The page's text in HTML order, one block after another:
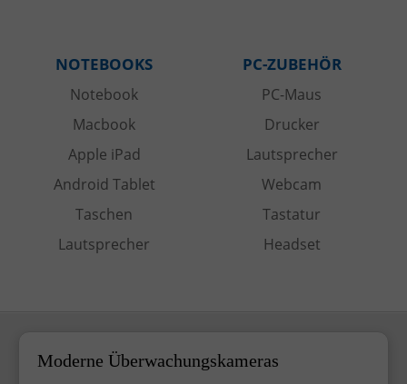
NOTEBOOKS
Notebook
Macbook
Apple iPad
Android Tablet
Taschen
Lautsprecher
PC-ZUBEHÖR
PC-Maus
Drucker
Lautsprecher
Webcam
Tastatur
Headset
Moderne Überwachungskameras